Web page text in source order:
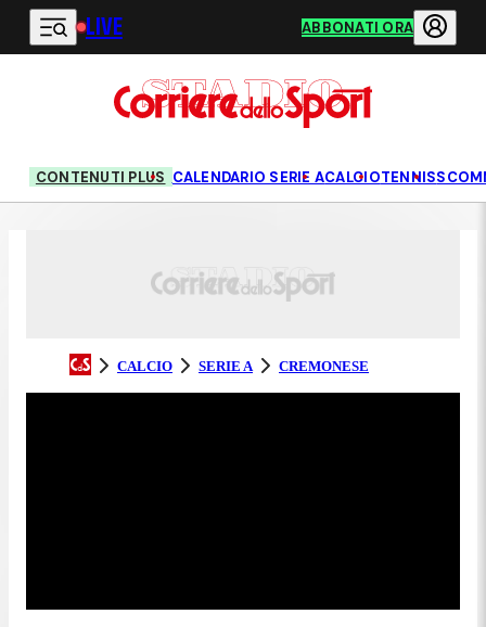
Vai al contenuto principale
LIVE ABBONATI ORA
CONTENUTI PLUS CALENDARIO SERIE ACALCIOTENNIS
CALCIO SERIE A CREMONESE